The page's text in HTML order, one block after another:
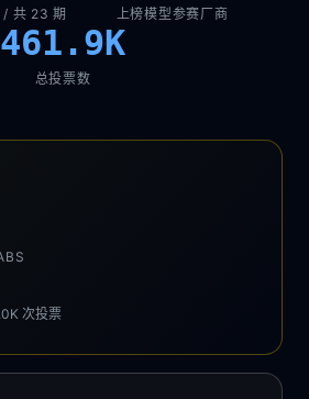
共 23 期 上榜模型参赛厂商
461.9K
总投票数
次投票